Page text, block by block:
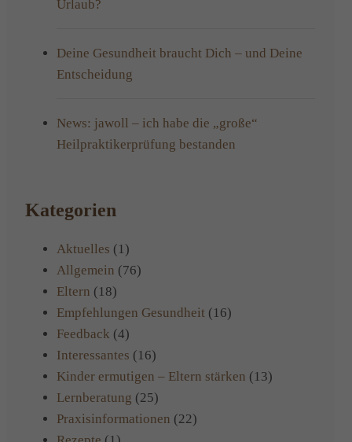
Urlaub?
Deine Gesundheit braucht Dich – und Deine
Entscheidung
News: jawoll – ich habe die „große“
Heilpraktikerprüfung bestanden
Kategorien
Aktuelles (1)
Allgemein (76)
Eltern (18)
Empfehlungen Gesundheit (16)
Feedback (4)
Interessantes (16)
Kinder ermutigen – Eltern stärken (13)
Lernberatung (25)
Praxisinformationen (22)